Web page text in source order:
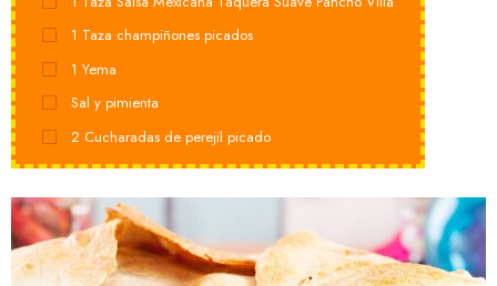
1 Taza champiñones picados
1 Yema
Sal y pimienta
2 Cucharadas de perejil picado